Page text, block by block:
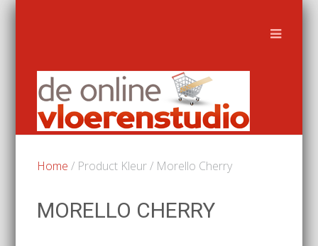
Home / Product Kleur / Morello Cherry
MORELLO CHERRY